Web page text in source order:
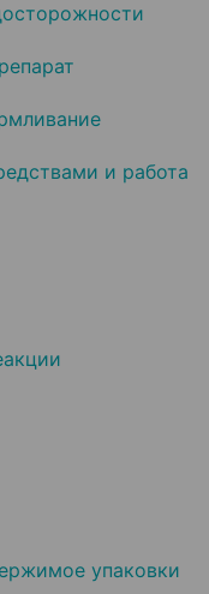
и работа
упаковки